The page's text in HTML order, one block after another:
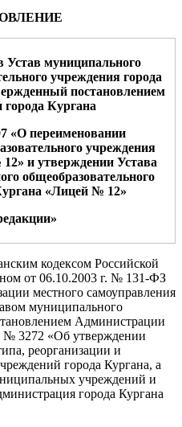
Устав муниципального
учреждения города
енный постановлением
Кургана
«О переименовании
учреждения
12» и утверждении Устава
общеобразовательного
«Лицей № 12»
кодексом Российской
от 06.10.2003 г. № 131-ФЗ
местного самоуправления
муниципального
Администрации
№ 3272 «Об утверждении
реорганизации и
города Кургана, а
учреждений и
города Кургана